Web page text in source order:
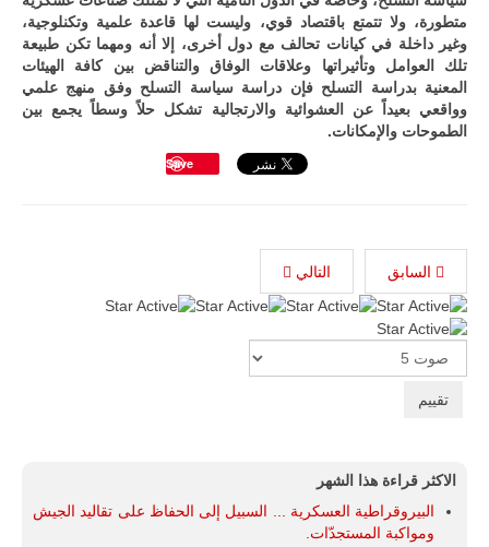
متطورة، ولا تتمتع باقتصاد قوي، وليست لها قاعدة علمية وتكنلوجية،
وغير داخلة في كيانات تحالف مع دول أخرى، إلا أنه ومهما تكن طبيعة
تلك العوامل وتأثيراتها وعلاقات الوفاق والتناقض بين كافة الهيئات
المعنية بدراسة التسلح فإن دراسة سياسة التسلح وفق منهج علمي
وواقعي بعيداً عن العشوائية والارتجالية تشكل حلاً وسطاً يجمع بين
الطموحات والإمكانات.
Save
السابق
التالي
تقييم
المستخدم:5
/
Rate
الاكثر قراءة هذا الشهر
البيروقراطية العسكرية ... السبيل إلى الحفاظ على تقاليد الجيش
ومواكبة المستجدّات.